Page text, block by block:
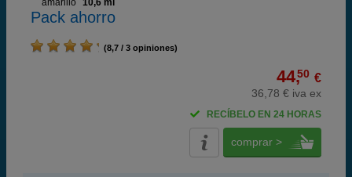
amarillo
10,6 ml
Pack ahorro
(8,7 / 3 opiniones)
44,50 €
36,78 € iva ex
RECÍBELO EN 24 HORAS
comprar >